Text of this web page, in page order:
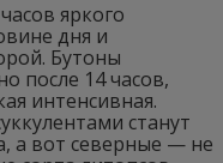
яркого
дня и
Бутоны
после 14 часов,
интенсивная.
станут
а вот северные — не